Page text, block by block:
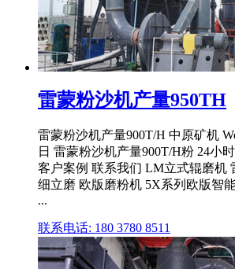
雷蒙粉沙机产量950TH
雷蒙粉沙机产量900T/H 中原矿机
日 雷蒙粉沙机产量900T/H粉 24小
客户案例 联系我们 LM立式辊磨机
细立磨 欧版磨粉机 5X系列欧版智
...
联系电话: 180 3780 8511